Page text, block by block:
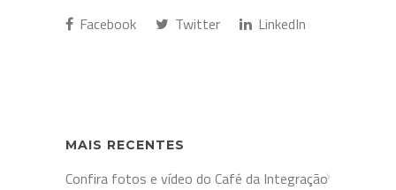
Facebook Twitter LinkedIn
MAIS RECENTES
Confira fotos e vídeo do Café da Integração